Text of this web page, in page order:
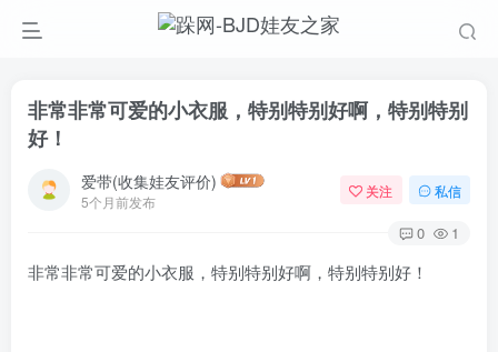
非常非常可爱的小衣服，特别特别好啊，特别特别
好！
爱带(收集娃友评价)
5个月前发布
关注 私信
0 1
非常非常可爱的小衣服，特别特别好啊，特别特别好！